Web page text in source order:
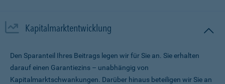
Kapitalmarktentwicklung
Den Sparanteil Ihres Beitrags legen wir für Sie an. Sie erhalten
darauf einen Garantiezins – unabhängig von
Kapitalmarktschwankungen. Darüber hinaus beteiligen wir Sie an